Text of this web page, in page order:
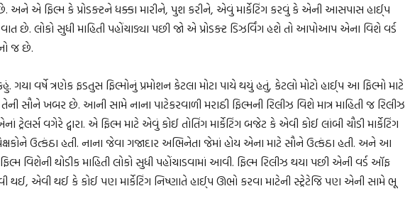
અને એ ફિલ્મ કે પ્રોડક્ટને ધક્કા મારીને, પુશ કરીને, એવું માર્કેટિંગ કરવું કે એની આસપાસ હાઈ્પ
છે. લોકો સુધી માહિતી પહોંચાડ્યા પછી જો એ પ્રોડક્ટ ડિઝર્વિંગ હશે તો આપોઆપ એના વિશે વર્ડ
જ છે.
વર્ષે ત્રણેક ફડતુસ ફિલ્મોનું પ્રમોશન કેટલા મોટા પાયે થયું હતું, કેટલો મોટો હાઈ્પ આ ફિલ્મો માટે
સૌને ખબર છે. આની સામે નાના પાટેકરવાળી મરાઠી ફિલ્મની રિલીઝ વિશે માત્ર માહિતી જ રિલીઝ
ટ્રેલર્સ વગેરે દ્વારા. એ ફિલ્મ માટે એવું કોઈ તોતિંગ માર્કેટિંગ બજેટ કે એવી કોઈ લાંબી ચૌડી માર્કેટિંગ
ઉત્કંઠા હતી. નાના જેવા ગજાદાર અભિનેતા જેમાં હોય એના માટે સૌને ઉત્કંઠા હતી. અને આ
વિશેની થોડીક માહિતી લોકો સુધી પહોંચાડવામાં આવી. ફિલ્મ રિલીઝ થયા પછી એની વર્ડ ઑફ
થઈ, એવી થઈ કે કોઈ પણ માર્કેટિંગ નિષ્ણાતે હાઈ્પ ઊભો કરવા માટેની સ્ટ્રેટેજિ પણ એની સામે ભૂ